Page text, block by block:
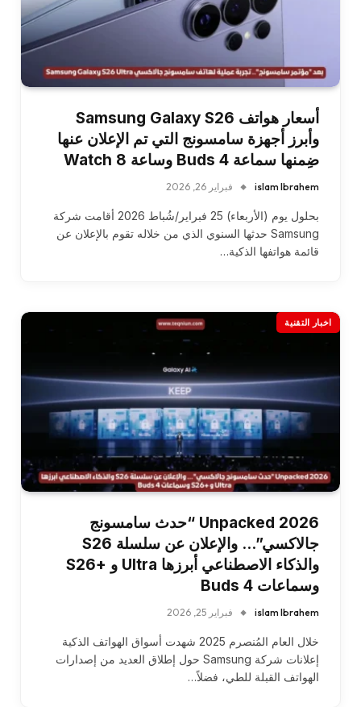
أسعار هواتف Samsung Galaxy S26
وأبرز أجهزة سامسونج التي تم الإعلان عنها
ضِمنها سماعة Buds 4 وساعة Watch 8
islam Ibrahem فبراير 26, 2026
بحلول يوم (الأربعاء) 25 فبراير/شُباط 2026 أقامت شركة
Samsung حدثها السنوي الذي من خلاله تقوم بالإعلان عن
قائمة هواتفها الذكية…
اخبار التقنية
Unpacked 2026 “حدث سامسونج
جالاكسي”… والإعلان عن سلسلة S26
والذكاء الاصطناعي أبرزها Ultra و +S26
وسماعات Buds 4
islam Ibrahem فبراير 25, 2026
خلال العام المُنصرم 2025 شهدت أسواق الهواتف الذكية
إعلانات شركة Samsung حول إطلاق العديد من إصدارات
الهواتف القبلة للطي، فضلاً…